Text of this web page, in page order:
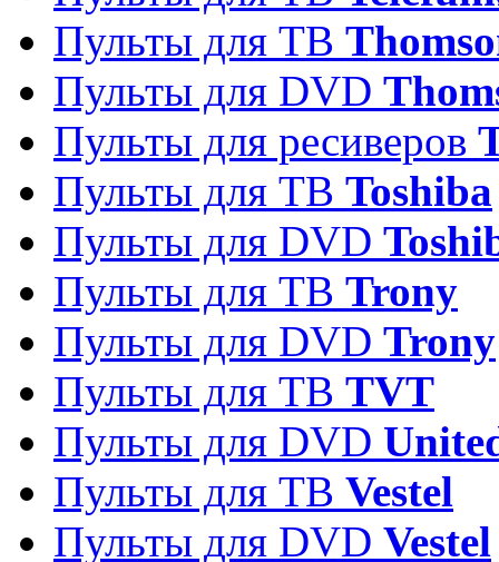
Пульты для ТВ
Пульты для DVD
Пульты для ресиверов
Пульты для ТВ Toshiba
Пульты для DVD
Пульты для ТВ Trony
Пульты для DVD Trony
Пульты для ТВ TVT
Пульты для DVD
Пульты для ТВ Vestel
Пульты для DVD Vestel